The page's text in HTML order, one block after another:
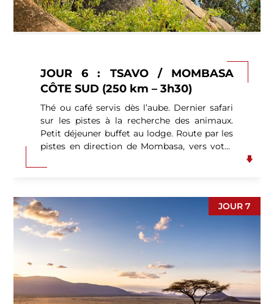
la lave, le vert des forêts. (P.déj-Déj-Dîn).
JOUR 6 : TSAVO / MOMBASA
CÔTE SUD (250 km – 3h30)
Thé ou café servis dès l’aube. Dernier safari
sur les pistes à la recherche des animaux.
Petit déjeuner buffet au lodge. Route par les
pistes en direction de Mombasa, vers votre
JOUR 7